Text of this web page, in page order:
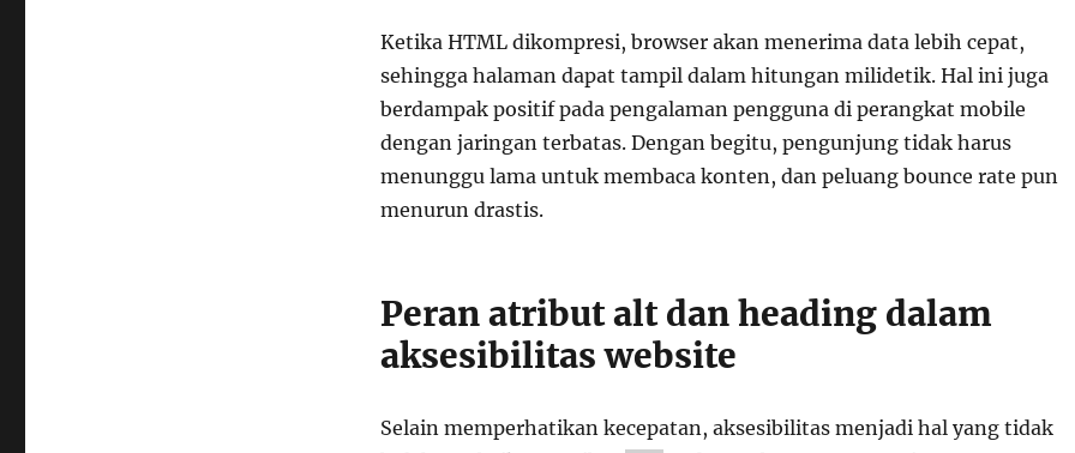
Ketika HTML dikompresi, browser akan menerima data lebih cepat,
sehingga halaman dapat tampil dalam hitungan milidetik. Hal ini juga
berdampak positif pada pengalaman pengguna di perangkat mobile
dengan jaringan terbatas. Dengan begitu, pengunjung tidak harus
menunggu lama untuk membaca konten, dan peluang bounce rate pun
menurun drastis.
Peran atribut alt dan heading dalam
aksesibilitas website
Selain memperhatikan kecepatan, aksesibilitas menjadi hal yang tidak